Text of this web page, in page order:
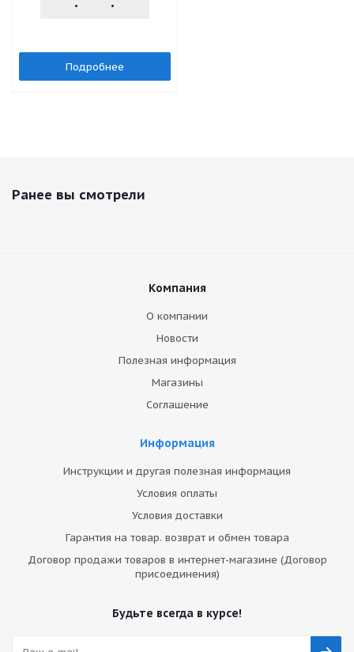
Подробнее
Ранее вы смотрели
Компания
О компании
Новости
Полезная информация
Магазины
Соглашение
Информация
Инструкции и другая полезная информация
Условия оплаты
Условия доставки
Гарантия на товар. возврат и обмен товара
Договор продажи товаров в интернет-магазине (Договор
присоединения)
Будьте всегда в курсе!